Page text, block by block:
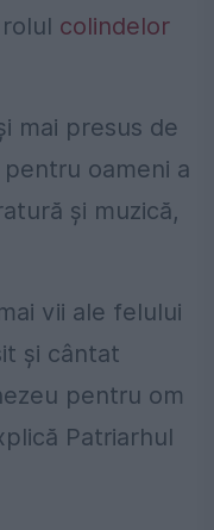
colindelor
mai presus de
oameni a
și muzică,
vii ale felului
și cântat
pentru om
Patriarhul